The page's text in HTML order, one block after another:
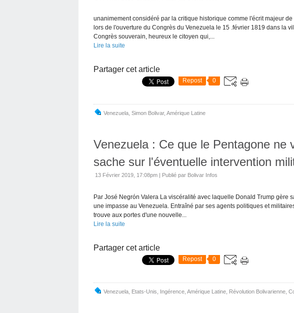
unanimement considéré par la critique historique comme l'écrit majeur
lors de l'ouverture du Congrès du Venezuela le 15 .février 1819 dans la
Congrès souverain, heureux le citoyen qui,...
Lire la suite
Partager cet article
Repost 0
Venezuela Simon Bolivar, Amérique Latine
Venezuela : Ce que le Pentagone ne
sache sur l'éventuelle intervention
13 Février 2019, 17:08pm | Publié par Bolivar Infos
Par José Negrón Valera La viscéralité avec laquelle Donald Trump gère
une impasse au Venezuela. Entraîné par ses agents politiques et
trouve aux portes d'une nouvelle...
Lire la suite
Partager cet article
Repost 0
Venezuela Etats-Unis Ingérence Amérique Latine Révolution Bolivarienne